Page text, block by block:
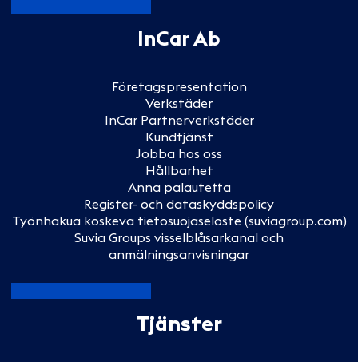
InCar Ab
Företagspresentation
Verkstäder
InCar Partnerverkstäder
Kundtjänst
Jobba hos oss
Hållbarhet
Anna palautetta
Register- och dataskyddspolicy
Työnhakua koskeva tietosuojaseloste (suviagroup.com)
Suvia Groups visselblåsarkanal och
anmälningsanvisningar
Tjänster